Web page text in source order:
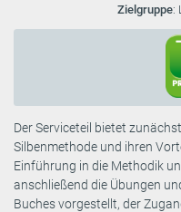
Zielgruppe:
Der Serviceteil bietet
Silbenmethode und ihren
Einführung in die Methodik
anschließend die Übungen
Buches vorgestellt, der